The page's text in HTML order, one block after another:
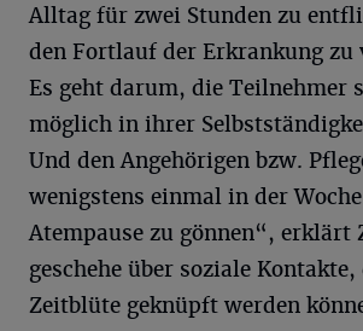
Alltag für zwei Stunden zu
den Fortlauf der Erkrankung zu
Es geht darum, die Teilnehmer
möglich in ihrer
Und den Angehörigen bzw.
wenigstens einmal in der
Atempause zu gönnen“, erklärt
geschehe über soziale
Zeitblüte geknüpft werden